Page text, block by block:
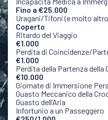
Fino a €25.000
Uragani/Tifoni (e molto
Coperto
Ritardo del Viaggio
€1.000
Perdita di Coincidenze/
€1.000
Perdita della Partenza della
€10.000
Giornate di Immersione
Guasto Meccanico della
Guasto dell’Aria
Infortunio a un Passeggero